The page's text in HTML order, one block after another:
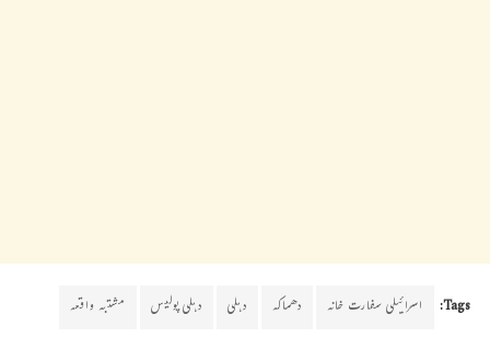
Tags: اسرائیلی سفارت خانہ دھماکہ دہلی دہلی پولیس مشتبہ واقعہ